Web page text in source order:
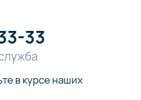
33
в курсе наших